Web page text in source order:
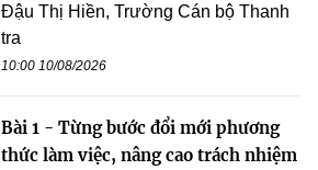
Đậu Thị Hiền, Trường Cán bộ Thanh
tra
10:00 10/08/2026
Bài 1 - Từng bước đổi mới phương
thức làm việc, nâng cao trách nhiệm